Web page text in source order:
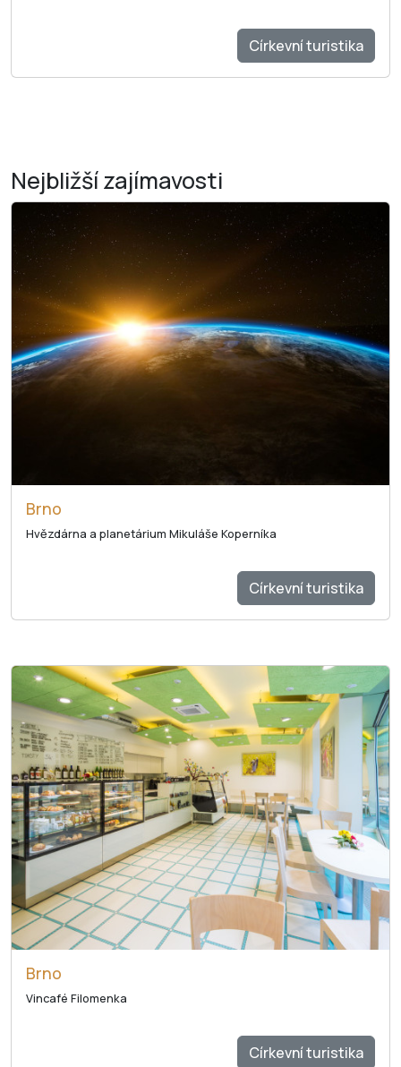
Církevní turistika
Nejbližšízajímavosti
Brno
Hvězdárna a planetárium Mikuláše Koperníka
Církevní turistika
Brno
Vincafé Filomenka
Církevní turistika